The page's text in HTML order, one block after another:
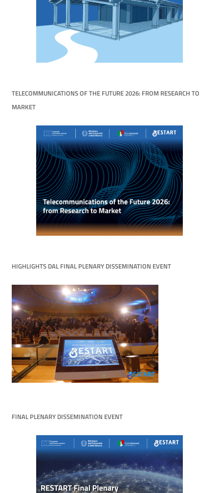
TELECOMMUNICATIONS OF THE FUTURE 2026: FROM RESEARCH TO
MARKET
HIGHLIGHTS DAL FINAL PLENARY DISSEMINATION EVENT
FINAL PLENARY DISSEMINATION EVENT